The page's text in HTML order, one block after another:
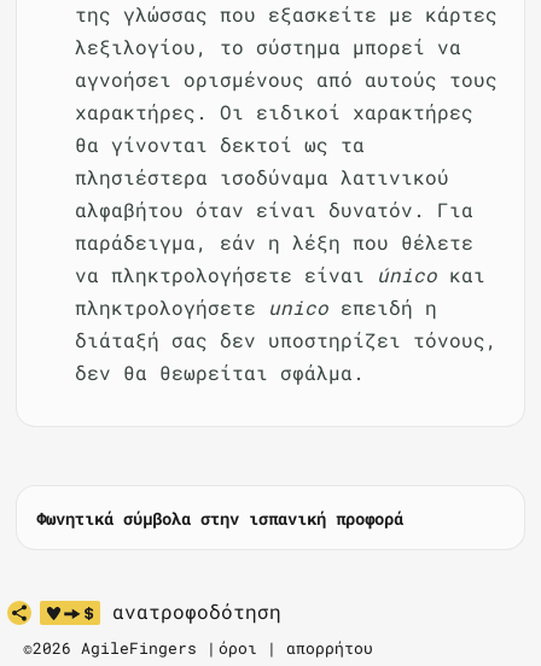
της γλώσσας που εξασκείτε με κάρτες
λεξιλογίου, το σύστημα μπορεί να
αγνοήσει ορισμένους από αυτούς τους
χαρακτήρες. Οι ειδικοί χαρακτήρες
θα γίνονται δεκτοί ως τα
πλησιέστερα ισοδύναμα λατινικού
αλφαβήτου όταν είναι δυνατόν. Για
παράδειγμα, εάν η λέξη που θέλετε
να πληκτρολογήσετε είναι único και
πληκτρολογήσετε unico επειδή η
διάταξή σας δεν υποστηρίζει τόνους,
δεν θα θεωρείται σφάλμα.
Φωνητικά σύμβολα στην ισπανική προφορά
ανατροφοδότηση
©2026 AgileFingers | όροι | απορρήτου